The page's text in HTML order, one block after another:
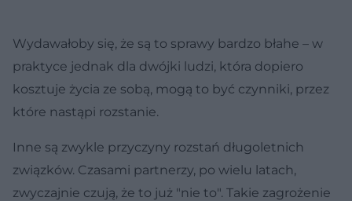
Wydawałoby się, że są to sprawy bardzo błahe – w
praktyce jednak dla dwójki ludzi, która dopiero
kosztuje życia ze sobą, mogą to być czynniki, przez
które nastąpi rozstanie.
Inne są zwykle przyczyny rozstań długoletnich
związków. Czasami partnerzy, po wielu latach,
zwyczajnie czują, że to już "nie to". Takie zagrożenie